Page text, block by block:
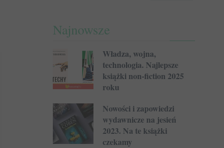
Najnowsze
Władza, wojna,
technologia. Najlepsze
książki non-fiction 2025
roku
Nowości i zapowiedzi
wydawnicze na jesień
2023. Na te książki
czekamy